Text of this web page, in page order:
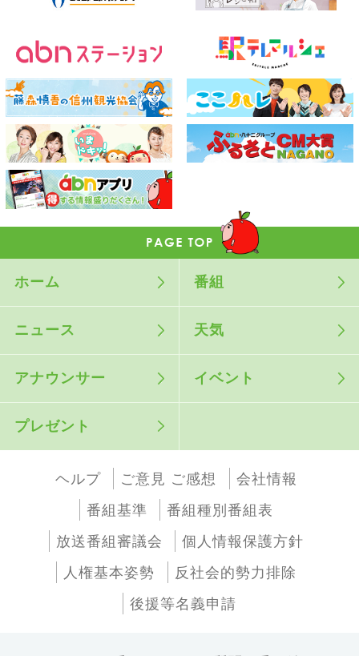
ホーム 番組
ニュース 天気
アナウンサー イベント
プレゼント
ヘルプ ご意見 ご感想
会社情報
番組基準
番組種別番組表
放送番組審議会
個人情報保護方針
人権基本姿勢
反社会的勢力排除
後援等名義申請